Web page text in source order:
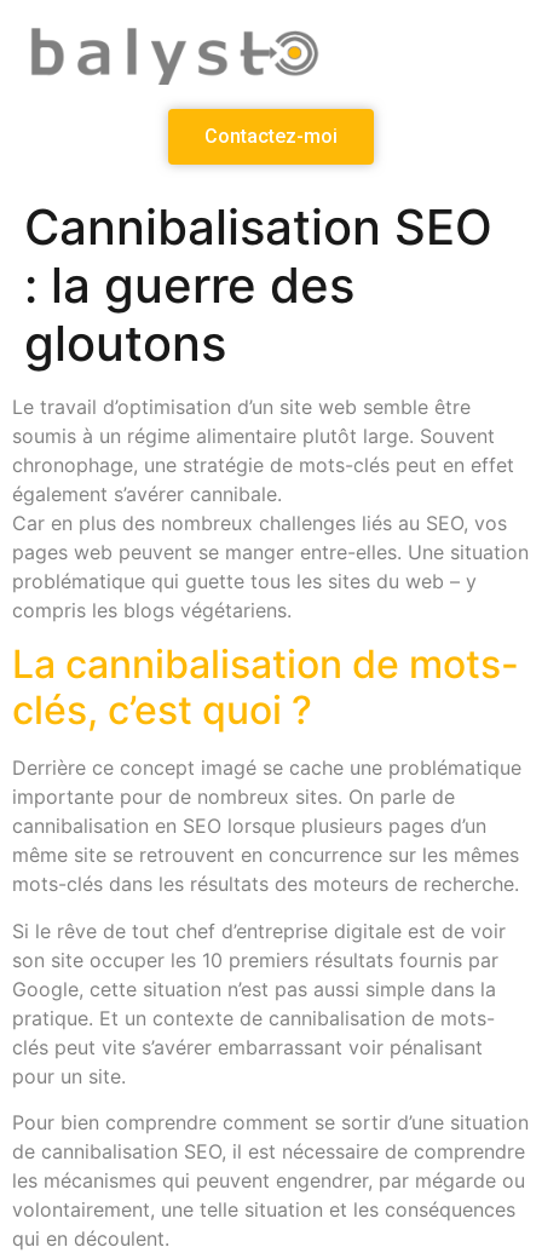
Contactez-moi
Cannibalisation SEO
: la guerre des
gloutons
Le travail d’optimisation d’un site web semble être
soumis à un régime alimentaire plutôt large. Souvent
chronophage, une stratégie de mots-clés peut en effet
également s’avérer cannibale.
Car en plus des nombreux challenges liés au SEO, vos
pages web peuvent se manger entre-elles. Une situation
problématique qui guette tous les sites du web – y
compris les blogs végétariens.
La cannibalisation de mots-
clés, c’est quoi ?
Derrière ce concept imagé se cache une problématique
importante pour de nombreux sites. On parle de
cannibalisation en SEO lorsque plusieurs pages d’un
même site se retrouvent en concurrence sur les mêmes
mots-clés dans les résultats des moteurs de recherche.
Si le rêve de tout chef d’entreprise digitale est de voir
son site occuper les 10 premiers résultats fournis par
Google, cette situation n’est pas aussi simple dans la
pratique. Et un contexte de cannibalisation de mots-
clés peut vite s’avérer embarrassant voir pénalisant
pour un site.
Pour bien comprendre comment se sortir d’une situation
de cannibalisation SEO, il est nécessaire de comprendre
les mécanismes qui peuvent engendrer, par mégarde ou
volontairement, une telle situation et les conséquences
qui en découlent.